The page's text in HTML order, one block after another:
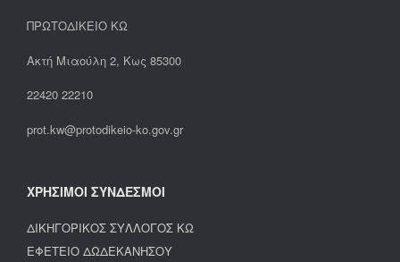
ΠΡΩΤΟΔΙΚΕΙΟ ΚΩ
Ακτή Μιαούλη 2, Κως 85300
22420 22210
prot.kw@protodikeio-ko.gov.gr
ΧΡΗΣΙΜΟΙ ΣΥΝΔΕΣΜΟΙ
ΔΙΚΗΓΟΡΙΚΟΣ ΣΥΛΛΟΓΟΣ ΚΩ
ΕΦΕΤΕΙΟ ΔΩΔΕΚΑΝΗΣΟΥ